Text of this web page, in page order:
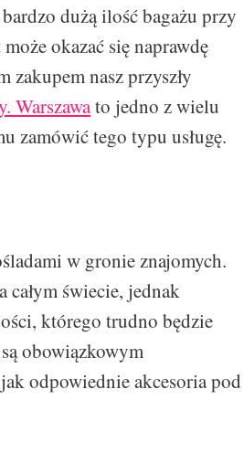
dużą ilość bagażu przy
okazać się naprawdę
zakupem nasz przyszły
Warszawato jedno z wielu
zamówić tego typu usługę.
w gronie znajomych.
świecie, jednak
którego trudno będzie
są obowiązkowym
odpowiednie akcesoria pod